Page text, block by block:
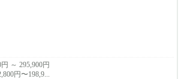
～ 295,900円
円〜198,9...